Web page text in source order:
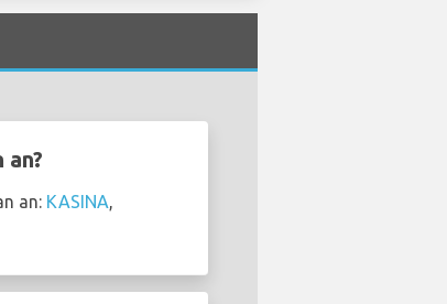
an: KASINA,